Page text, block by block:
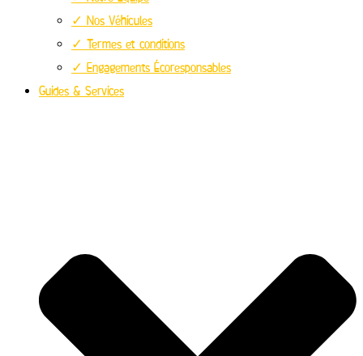
✓ Nos Véhicules
✓ Termes et conditions
✓ Engagements Écoresponsables
Guides & Services